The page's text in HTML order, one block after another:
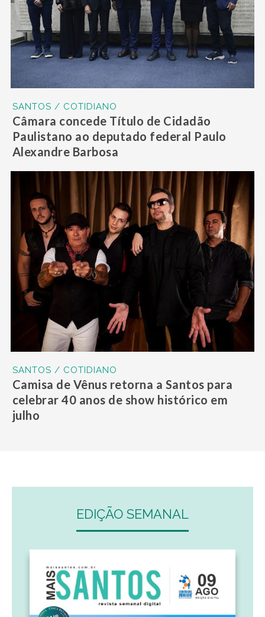
SANTOS / COTIDIANO
Câmara concede Título de Cidadão
Paulistano ao deputado federal Paulo
Alexandre Barbosa
SANTOS / COTIDIANO
Camisa de Vênus retorna a Santos para
celebrar 40 anos de show histórico em
julho
EDIÇÃO SEMANAL